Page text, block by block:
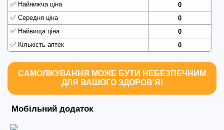
✅ Найнижча ціна
0
✅ Середня ціна
0
✅ Найвища ціна
0
✅ Кількість аптек 0
САМОЛІКУВАННЯ МОЖЕ БУТИ НЕБЕЗПЕЧНИМ
ДЛЯ ВАШОГО ЗДОРОВ'Я!
Мобільний додаток